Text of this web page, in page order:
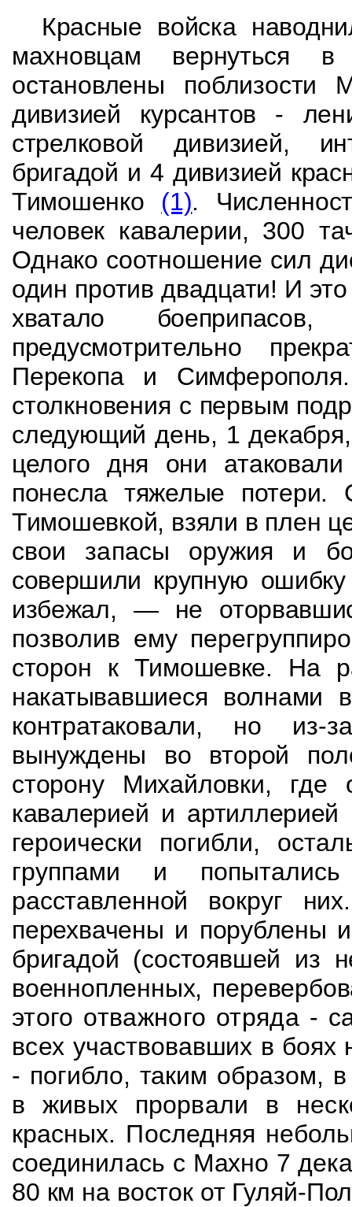
Красные войска
махновцам вернуться
остановлены
дивизией курсантов -
стрелковой дивизией,
бригадой и 4 дивизией
Тимошенко (1).
человек кавале­рии, 300
Однако соотношение сил
один против двадцати! И
хватало
предусмотрительно
Перекопа и
столкновения с первым
следующий день, 1
целого дня они
понесла тяжелые
Тимошевкой, взяли в плен
свои запасы оружия и
совершили крупную
избежал, — не
позволив ему
сторон к Тимошевке. На
накатывавшиеся волнами
контратаковали, но из-
вынуждены во второй
сторону Михайловки,
кавалерией и артиллерией
героически погибли,
группами и
расставленной вокруг
перехвачены и порублены
бригадой (состоявшей из
военнопленных,
этого отважного отряда -
всехучаствовавших в боях
- погибло, таким образом,
в живых прорвали в
красных. Последняя
соединилась с Махно 7
80 км на восток от Гуляй-